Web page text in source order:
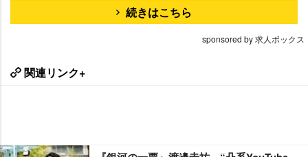
続きはこちら
sponsored by 求人ボックス
関連リンク+